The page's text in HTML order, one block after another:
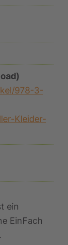
978-3-
Kleider-
ein
EinFach